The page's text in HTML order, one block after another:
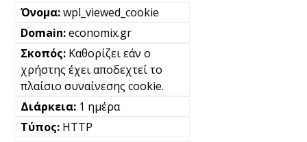
wpl_viewed_cookie
economix.gr
Καθορίζει εάν ο
χρήστης έχει αποδεχτεί το
πλαίσιο συναίνεσης cookie.
1 ημέρα
HTTP